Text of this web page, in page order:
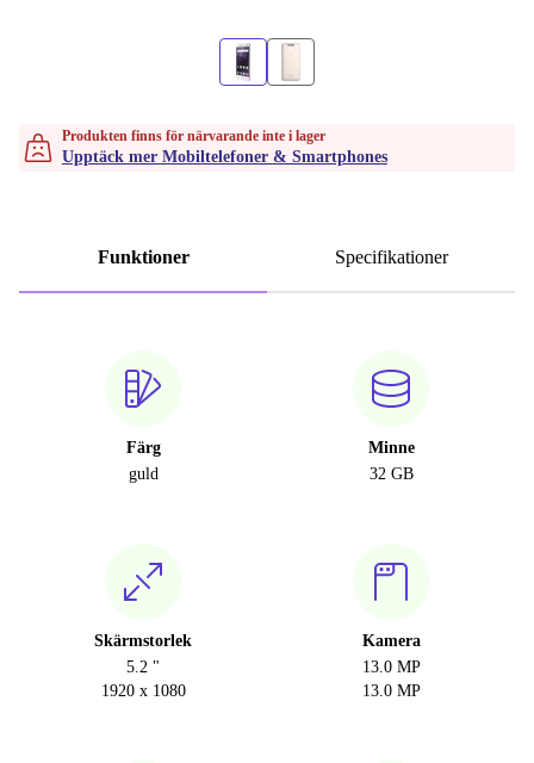
Produkten finns för närvarande inte i lager
Upptäck mer Mobiltelefoner & Smartphones
Funktioner Specifikationer
Färg
guld
Minne
32 GB
Skärmstorlek
5.2 "
1920 x 1080
Kamera
13.0 MP
13.0 MP